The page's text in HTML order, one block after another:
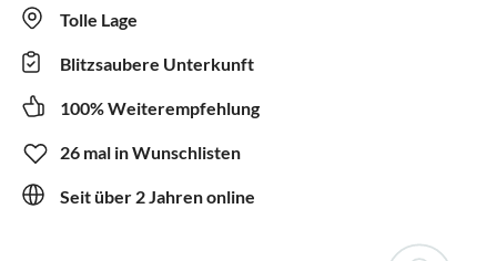
Tolle Lage
Blitzsaubere Unterkunft
100% Weiterempfehlung
26 mal in Wunschlisten
Seit über 2 Jahren online